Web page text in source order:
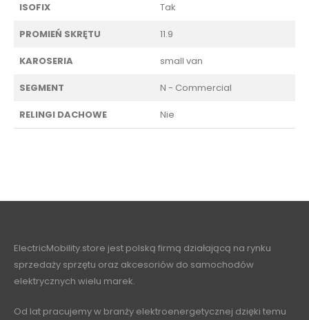
ISOFIX Tak
PROMIEŃ SKRĘTU 11.9
KAROSERIA small van
SEGMENT N - Commercial
RELINGI DACHOWE Nie
ElectricMobility.store jest polską firmą działającą na rynku
sprzedaży sprzętu oraz akcesoriów do samochodów
elektrycznych wielu marek.
Od lat pracujemy w branży elektroenergetycznej dzięki temu